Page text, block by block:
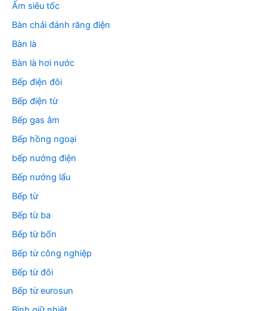
Ấm siêu tốc
Bàn chải đánh răng điện
Bàn là
Bàn là hơi nước
Bếp điện đôi
Bếp điện từ
Bếp gas âm
Bếp hồng ngoại
bếp nướng điện
Bếp nướng lẩu
Bếp từ
Bếp từ ba
Bếp từ bốn
Bếp từ công nghiệp
Bếp từ đôi
Bếp từ eurosun